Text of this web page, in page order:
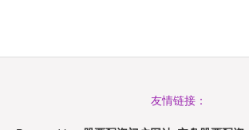
友情链接：